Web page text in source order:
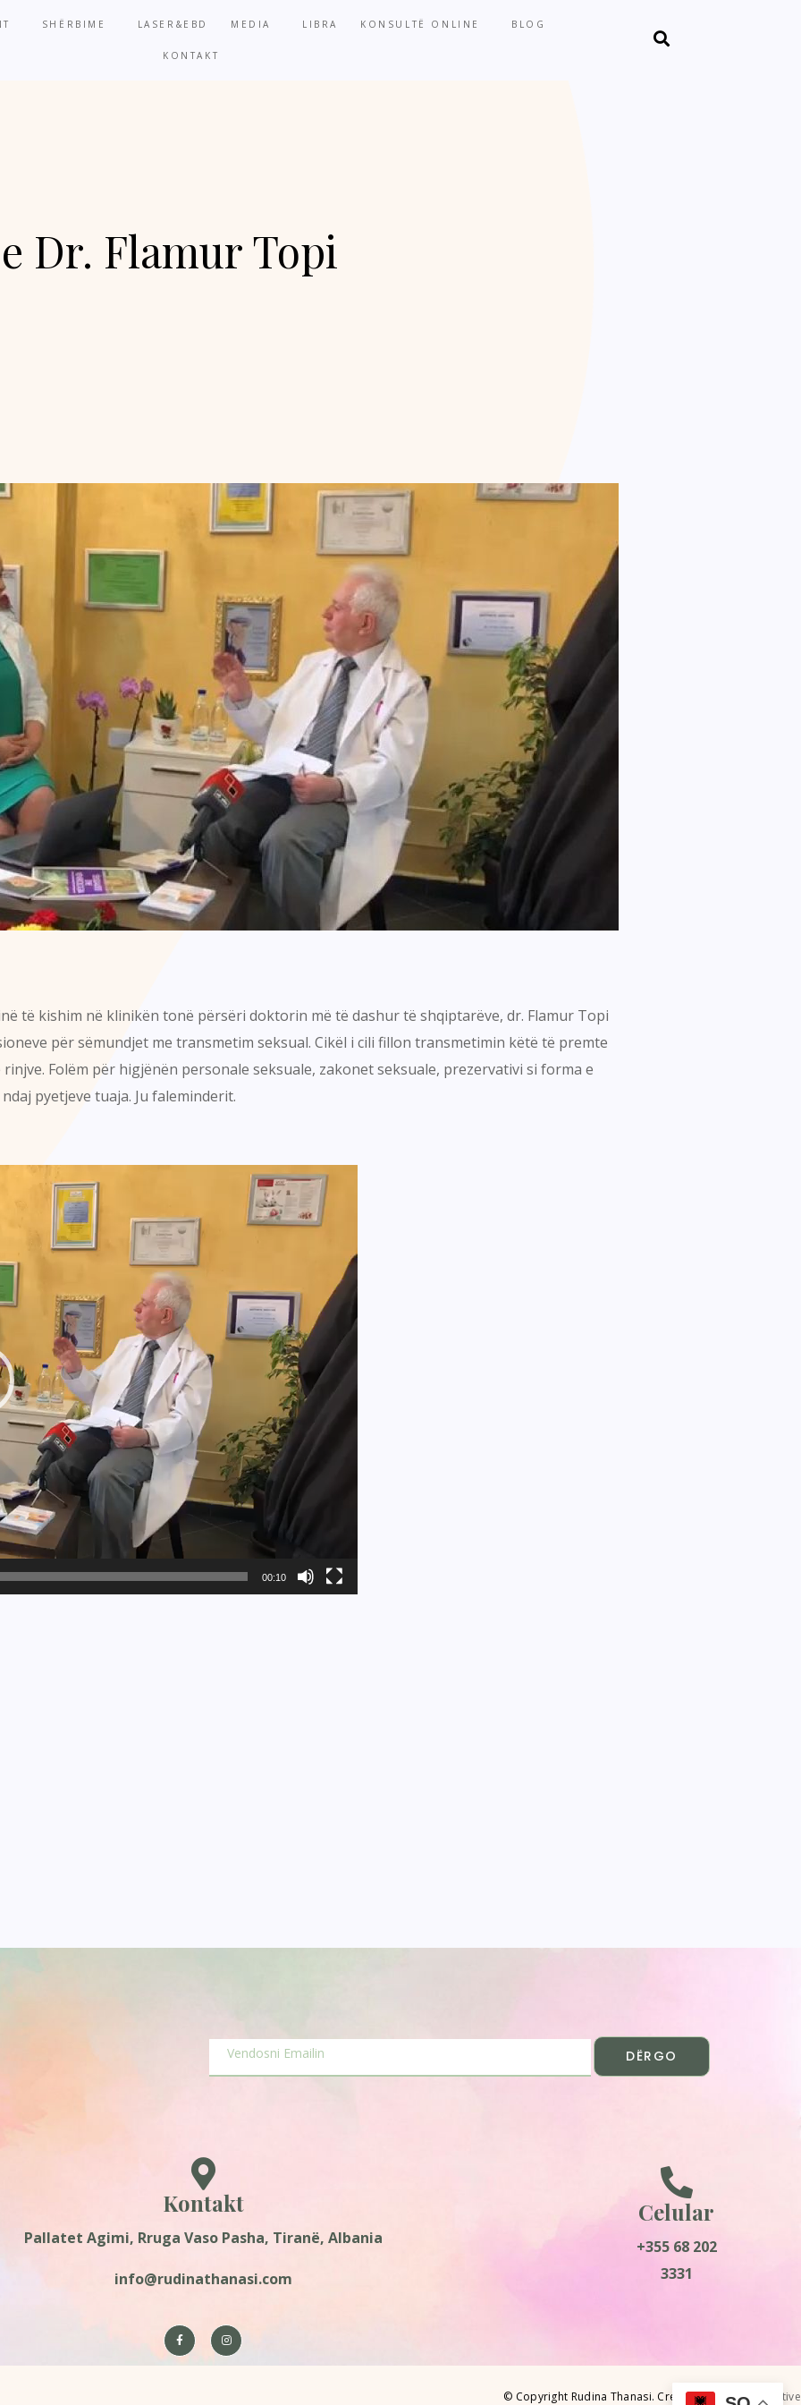
SHËRBIME LASER&EBD MEDIA LIBRA KONSULTË ONLINE BLOG
KONTAKT
Dr. Flamur Topi
të kishim në klinikën tonë përsëri doktorin më të dashur të shqiptarëve, dr. Flamur Topi
për sëmundjet me transmetim seksual. Cikël i cili fillon transmetimin këtë të premte
Folëm për higjënën personale seksuale, zakonet seksuale, prezervativi si forma e
pyetjeve tuaja. Ju faleminderit.
00:10
DËRGO
Kontakt
Pallatet Agimi, Rruga Vaso Pasha, Tiranë, Albania
info@rudinathanasi.com
Celular
+355 68 202
3331
© Copyright Rudina Thanasi. Created by Ahead Creative